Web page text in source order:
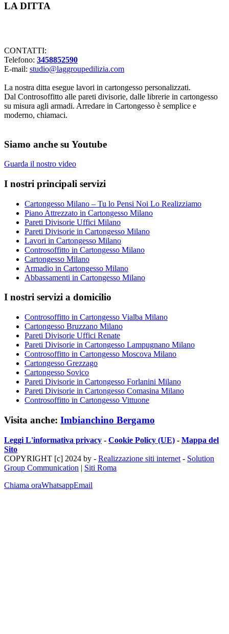
LA DITTA
CONTATTI:
Telefono: 3458852590
E-mail: studio@laggroupedilizia.com
La nostra ditta esegue lavori in cartongesso personalizzati.
Dal Controsoffitto alle pareti divisorie, dalle librerie in cartongesso
su misura agli armadi. Arredare in Cartongesso è semplice e
moderno, chiamaci.
Siamo anche su Youtube
Guarda il nostro video
I nostri principali servizi
Cartongesso Milano – Tu lo Pensi Noi Lo Realizziamo
Piano Attrezzato in Cartongesso Milano
Pareti Divisorie Uffici Milano
Pareti Divisorie in Cartongesso Milano
Lavori in Cartongesso Milano
Controsoffitto in Cartongesso Milano
Cartongesso Milano
Armadio in Cartongesso Milano
Abbassamenti in Cartongesso Milano
I nostri servizi a domicilio
Controsoffitto in Cartongesso Vialba Milano
Cartongesso Bruzzano Milano
Pareti Divisorie Uffici Renate
Pareti Divisorie in Cartongesso Lampugnano Milano
Controsoffitto in Cartongesso Moscova Milano
Cartongesso Grezzago
Cartongesso Sovico
Pareti Divisorie in Cartongesso Forlanini Milano
Pareti Divisorie in Cartongesso Comasina Milano
Controsoffitto in Cartongesso Vittuone
Visita anche: Imbianchino Bergamo
Leggi L'informativa privacy - Cookie Policy (UE) - Mappa del
Sito
COPYRIGHT [c] 2024 by - Realizzazione siti internet - Solution
Group Communication | Siti Roma
Chiama oraWhatsappEmail